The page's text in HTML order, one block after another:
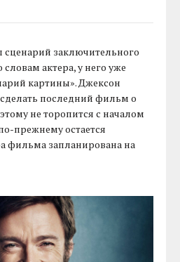
заключительного
актера, у него уже
картины». Джексон
последний фильм о
не торопится с началом
прежнему остается
фильма запланирована на